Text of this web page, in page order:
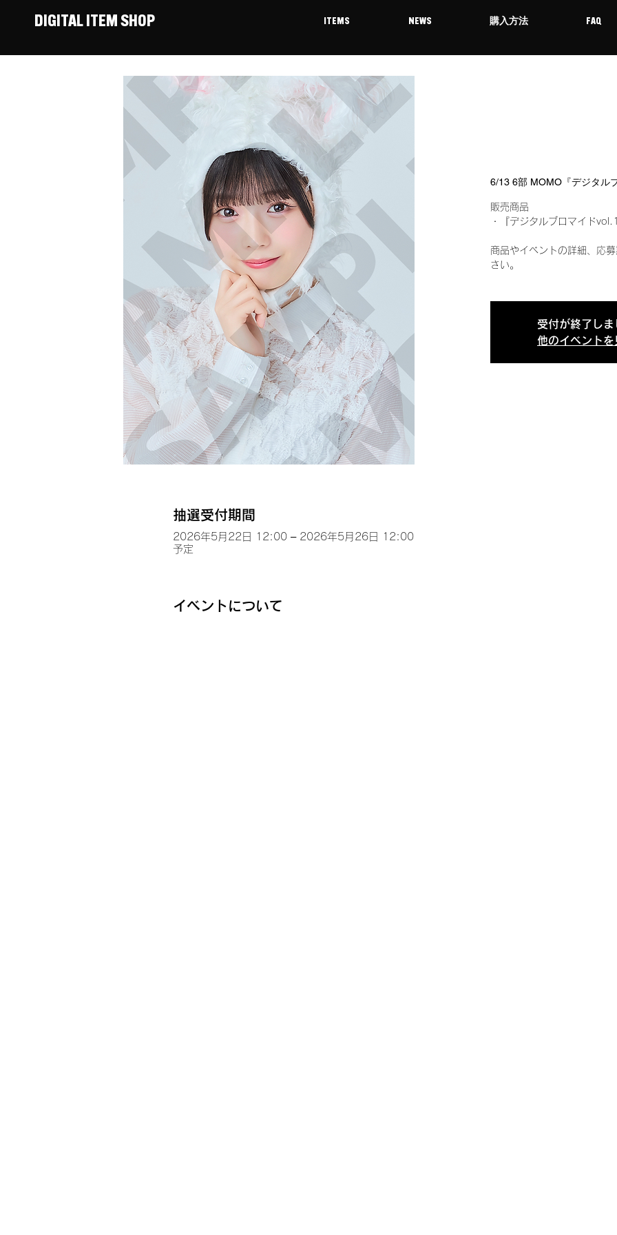
DIGITAL ITEM SHOP ITEMS NEWS 購入方法 FAQ
6/13 6部 MOMO『デジタル
販売商品
・『デジタルブロマイド
商品やイベントの詳細、応
さい。
受付が終了しま
他のイベントを
抽選受付期間
2026年5月22日 12:00 – 2026年5月26日 12:00
予定
イベントについて